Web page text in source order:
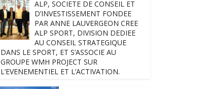
ALP, SOCIETE DE CONSEIL ET
D’INVESTISSEMENT FONDEE
PAR ANNE LAUVERGEON CREE
ALP SPORT, DIVISION DEDIEE
AU CONSEIL STRATEGIQUE
DANS LE SPORT, ET S’ASSOCIE AU
GROUPE WMH PROJECT SUR
L’EVENEMENTIEL ET L’ACTIVATION.